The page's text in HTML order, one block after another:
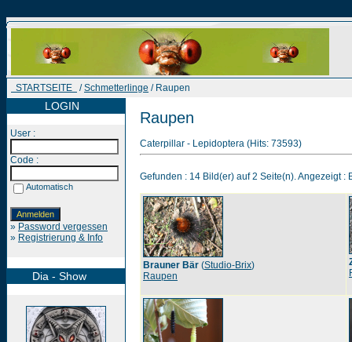
STARTSEITE /Schmetterlinge / Raupen
LOGIN
User :
Code :
Automatisch
» Password vergessen
» Registrierung & Info
Dia - Show
Raupen
Caterpillar - Lepidoptera (Hits: 73593)
Gefunden : 14 Bild(er) auf 2 Seite(n). Angezeigt :
Brauner Bär (Studio-Brix)
Raupen